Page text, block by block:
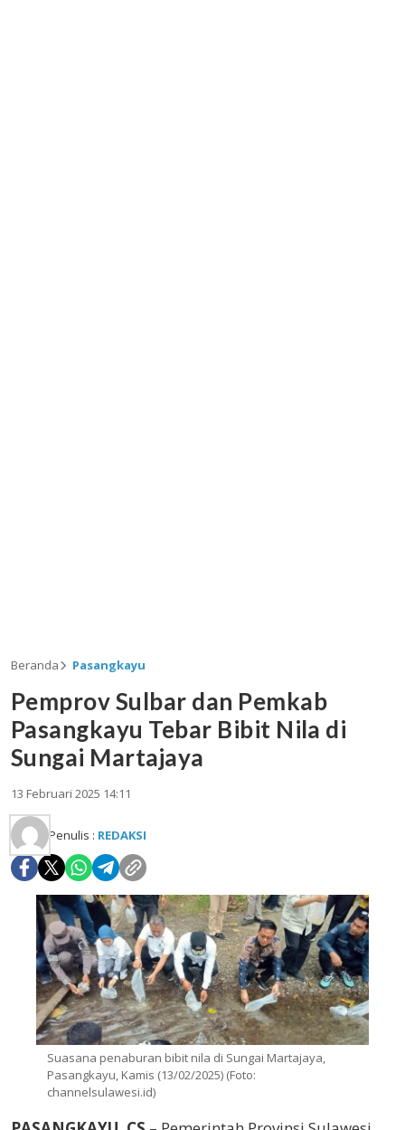
Beranda Pasangkayu
Pemprov Sulbar dan Pemkab
Pasangkayu Tebar Bibit Nila di
Sungai Martajaya
13 Februari 2025 14:11
Penulis : REDAKSI
Suasana penaburan bibit nila di Sungai Martajaya,
Pasangkayu, Kamis (13/02/2025) (Foto:
channelsulawesi.id)